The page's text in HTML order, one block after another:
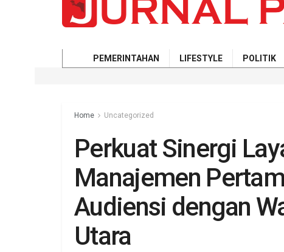
PEMERINTAHAN LIFESTYLE POLITIK
Home Uncategorized
Perkuat Sinergi
Manajemen
Audiensi dengan
Utara